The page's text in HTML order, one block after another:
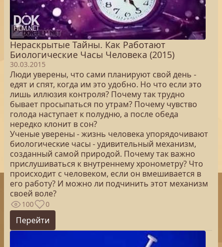
Нераскрытые Тайны. Как Работают
Биологические Часы Человека (2015)
30.03.2015
Люди уверены, что сами планируют свой день -
едят и спят, когда им это удобно. Но что если это
лишь иллюзия контроля? Почему так трудно
бывает просыпаться по утрам? Почему чувство
голода наступает к полудню, а после обеда
нередко клонит в сон?
Ученые уверены - жизнь человека упорядочивают
биологические часы - удивительный механизм,
созданный самой природой. Почему так важно
прислушиваться к внутреннему хронометру? Что
происходит с человеком, если он вмешивается в
его работу? И можно ли подчинить этот механизм
своей воле?
100 0
Перейти